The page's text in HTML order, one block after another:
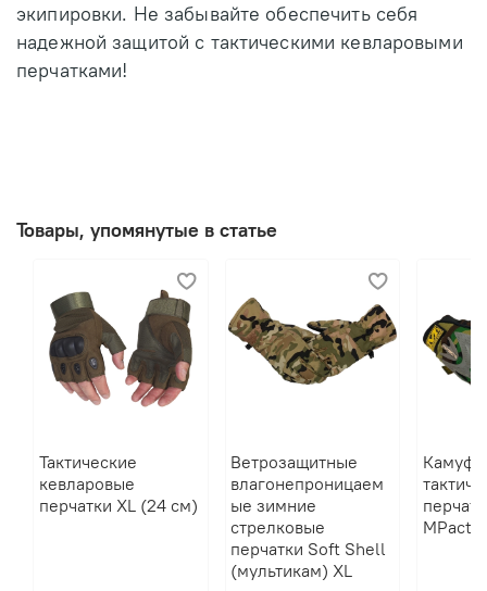
экипировки. Не забывайте обеспечить себя
надежной защитой с тактическими кевларовыми
перчатками!
Товары, упомянутые в статье
Тактические
кевларовые
перчатки XL (24 см)
Ветрозащитные
влагонепроницаем
ые зимние
стрелковые
перчатки Soft Shell
(мультикам) XL
MPact S